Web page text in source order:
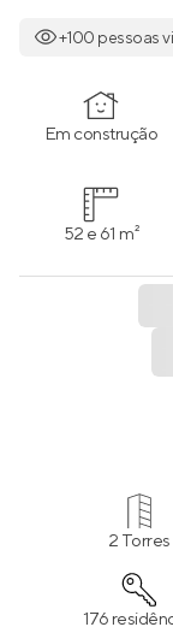
+100 pessoas
Em construção
52 e 61 m²
2 Torres
176